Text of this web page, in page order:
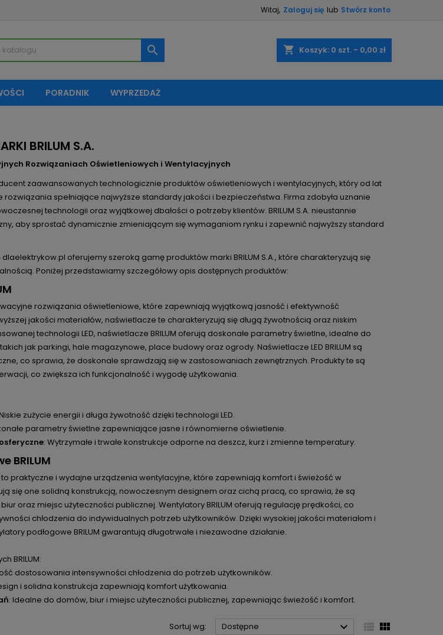
Witaj, Zaloguj się lub Stwórz konto
shopping_cart Koszyk: 0 szt. - 0,00 zł

PORADNIK WYPRZEDAŻ
BRILUM S.A.
Rozwiązaniach Oświetleniowych i Wentylacyjnych
zaawansowanych technologicznie produktów oświetleniowych i wentylacyjnych, który od lat
spełniające najwyższe standardy jakości i bezpieczeństwa. Firma zdobyła uznanie
technologii oraz wyjątkowej dbałości o potrzeby klientów. BRILUM S.A. nieustannie
aby sprostać dynamicznie zmieniającym się wymaganiom rynku i zapewnić najwyższy standard
oferujemy szeroką gamę produktów marki BRILUM S.A., które charakteryzują się
Poniżej przedstawiamy szczegółowy opis dostępnych produktów:
rozwiązania oświetleniowe, które zapewniają wyjątkową jasność i efektywność
jakości materiałów, naświetlacze te charakteryzują się długą żywotnością oraz niskim
technologii LED, naświetlacze BRILUM oferują doskonałe parametry świetlne, idealne do
jak parkingi, hale magazynowe, place budowy oraz ogrody. Naświetlacze LED BRILUM są
co sprawia, że doskonale sprawdzają się w zastosowaniach zewnętrznych. Produkty te są
co zwiększa ich funkcjonalność i wygodę użytkowania.
zużycie energii i długa żywotność dzięki technologii LED.
parametry świetlne zapewniające jasne i równomierne oświetlenie.
: Wytrzymałe i trwałe konstrukcje odporne na deszcz, kurz i zmienne temperatury.
BRILUM
to praktyczne i wydajne urządzenia wentylacyjne, które zapewniają komfort i świeżość w
się one solidną konstrukcją, nowoczesnym designem oraz cichą pracą, co sprawia, że są
oraz miejsc użyteczności publicznej. Wentylatory BRILUM oferują regulację prędkości, co
chłodzenia do indywidualnych potrzeb użytkowników. Dzięki wysokiej jakości materiałom i
podłogowe BRILUM gwarantują długotrwałe i niezawodne działanie.
BRILUM:
dostosowania intensywności chłodzenia do potrzeb użytkowników.
i solidna konstrukcja zapewniają komfort użytkowania.
: Idealne do domów, biur i miejsc użyteczności publicznej, zapewniając świeżość i komfort.
Sortuj wg: Dostępne   
zapisać produkty na swojej liście życzeń.